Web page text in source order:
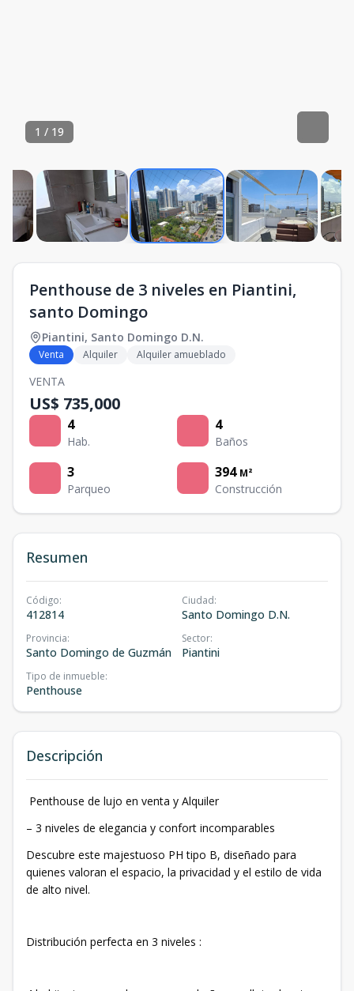
1 / 19
Penthouse de 3 niveles en Piantini,
santo Domingo
Piantini, Santo Domingo D.N.
Venta Alquiler Alquiler amueblado
VENTA
US$ 735,000
4
Hab.
4
Baños
3
Parqueo
394 M²
Construcción
Resumen
Código:
412814
Ciudad:
Santo Domingo D.N.
Provincia:
Santo Domingo de Guzmán
Sector:
Piantini
Tipo de inmueble:
Penthouse
Descripción
Penthouse de lujo en venta y Alquiler
– 3 niveles de elegancia y confort incomparables
Descubre este majestuoso PH tipo B, diseñado para
quienes valoran el espacio, la privacidad y el estilo de vida
de alto nivel.
Distribución perfecta en 3 niveles :